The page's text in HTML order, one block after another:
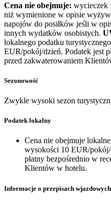
Cena nie obejmuje: wycieczek
niż wymienione w opisie
napojów do posiłków jeśli w
innych wydatków osobistych.
lokalnego podatku
EUR/pokój/dzień. Podatek jest
przed zakwaterowaniem
Sezonowość
Zwykle wysoki sezon
Podatek lokalny
Cena nie obejmuje
wysokości 10 EUR/
płatny bezpośrednio w
Klientów w hotelu.
Informacje o przepisach wjazdowych